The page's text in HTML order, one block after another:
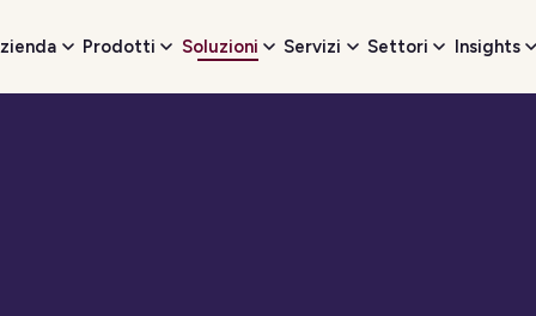
Prodotti Soluzioni Servizi Settori Insights